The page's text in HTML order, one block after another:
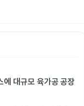
에 대규모 육가공 공장